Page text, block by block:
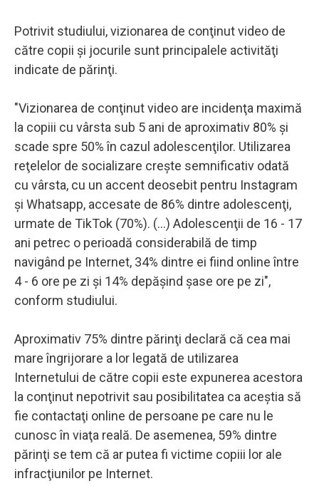
Potrivit studiului, vizionarea de conţinut video de
către copii şi jocurile sunt principalele activităţi
indicate de părinţi.
"Vizionarea de conţinut video are incidenţa maximă
la copiii cu vârsta sub 5 ani de aproximativ 80% şi
scade spre 50% în cazul adolescenţilor. Utilizarea
reţelelor de socializare creşte semnificativ odată
cu vârsta, cu un accent deosebit pentru Instagram
şi Whatsapp, accesate de 86% dintre adolescenţi,
urmate de TikTok (70%). (...) Adolescenţii de 16 - 17
ani petrec o perioadă considerabilă de timp
navigând pe Internet, 34% dintre ei fiind online între
4 - 6 ore pe zi şi 14% depăşind şase ore pe zi",
conform studiului.
Aproximativ 75% dintre părinţi declară că cea mai
mare îngrijorare a lor legată de utilizarea
Internetului de către copii este expunerea acestora
la conţinut nepotrivit sau posibilitatea ca aceştia să
fie contactaţi online de persoane pe care nu le
cunosc în viaţa reală. De asemenea, 59% dintre
părinţi se tem că ar putea fi victime copiii lor ale
infracţiunilor pe Internet.